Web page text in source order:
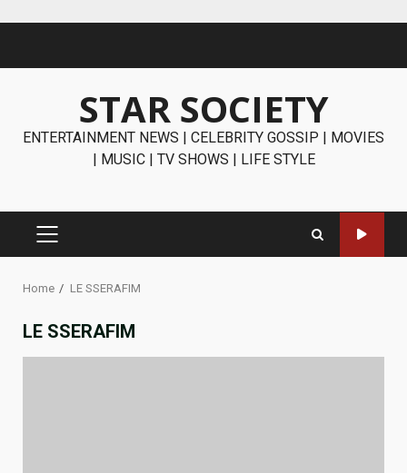
STAR SOCIETY
ENTERTAINMENT NEWS | CELEBRITY GOSSIP | MOVIES
| MUSIC | TV SHOWS | LIFE STYLE
PRIMARY
Home LE SSERAFIM
LE SSERAFIM